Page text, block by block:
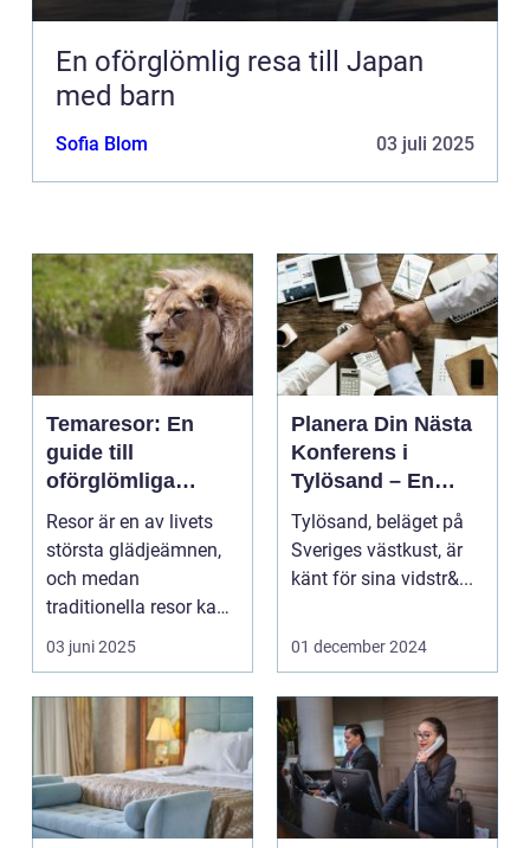
En oförglömlig resa till Japan
med barn
Sofia Blom 03 juli 2025
Temaresor: En
guide till
oförglömliga
upplevelser
Resor är en av livets
största glädjeämnen,
och medan
traditionella resor kan
bju...
03 juni 2025
Planera Din Nästa
Konferens i
Tylösand – En
Oslagbar
Upplevelse
Tylösand, beläget på
Sveriges västkust, är
känt för sina vidstr&...
01 december 2024